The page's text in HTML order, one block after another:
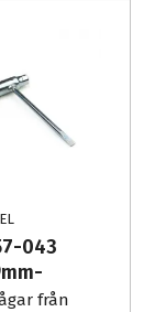
043
från